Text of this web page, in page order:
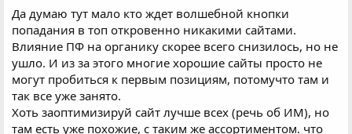
Без нас и нашей поддержки думаю Риту и остальным будет
не очень легко развиваться, так что давайте ждать и когда
предстоит помочь (купить подписку, шаблон или еще что-то,
провести эксперименты, выдать мощности) мы сделаем это
без флуда и тупого нытья.
Спасибо!
Да думаю тут мало кто ждет волшебной кнопки
попадания в топ откровенно никакими сайтами.
Влияние ПФ на органику скорее всего снизилось, но не
ушло. И из за этого многие хорошие сайты просто не
могут пробиться к первым позициям, потомучто там и
так все уже занято.
Хоть заоптимизируй сайт лучше всех (речь об ИМ), но
там есть уже похожие, с таким же ассортиментом. что